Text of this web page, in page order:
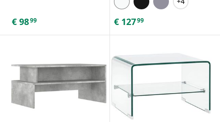
€ 9899 € 12799